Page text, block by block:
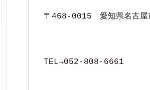
〒468-0015　愛知県名古
TEL→052-808-6661